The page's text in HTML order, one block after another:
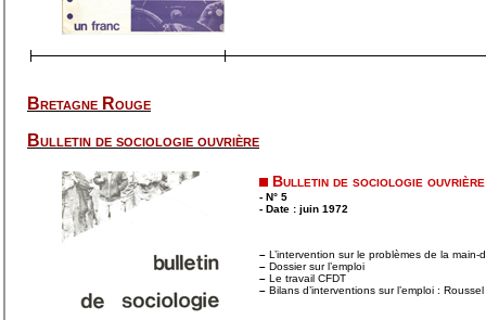
Bretagne Rouge
Bulletin de sociologie ouvrière
Bulletin de sociologie ouvrière
- N° 5
- Date : juin 1972
– L’intervention sur le problèmes de la main-
– Dossier sur l’emploi
– Le travail CFDT
– Bilans d’interventions sur l’emploi :